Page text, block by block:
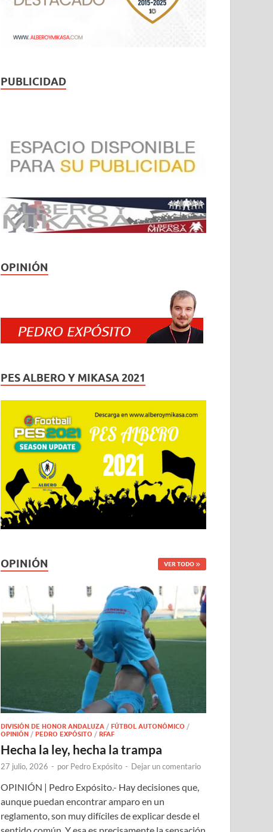
PUBLICIDAD
OPINIÓN
PES ALBERO Y MIKASA 2021
OPINIÓN VER TODO
DIVISIÓN DE HONOR ANDALUZA /FÚTBOL AUTONÓMICO /
OPINIÓN /PEDRO EXPÓSITO /RFAF
Hecha la ley, hecha la trampa
27 julio, 2026 - por Pedro Expósito - Dejar un comentario
OPINIÓN | Pedro Expósito.- Hay decisiones que,
aunque puedan encontrar amparo en un
reglamento, son muy difíciles de explicar desde el
sentido común. Y esa es precisamente la sensación